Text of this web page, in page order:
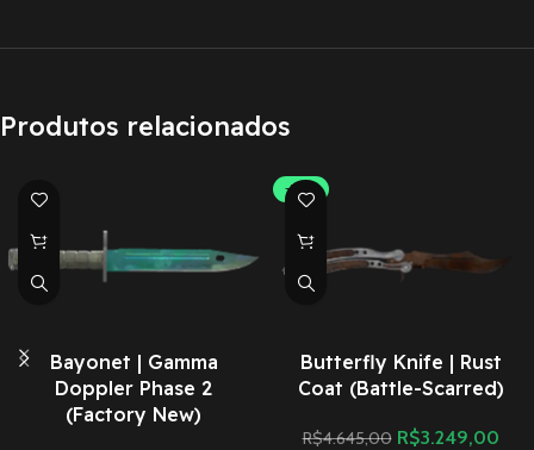
Produtos relacionados
Bayonet | Gamma
Doppler Phase 2
(Factory New)
-30%
Butterfly Knife | Rust
Coat (Battle-Scarred)
R$4.645,00 R$3.249,00